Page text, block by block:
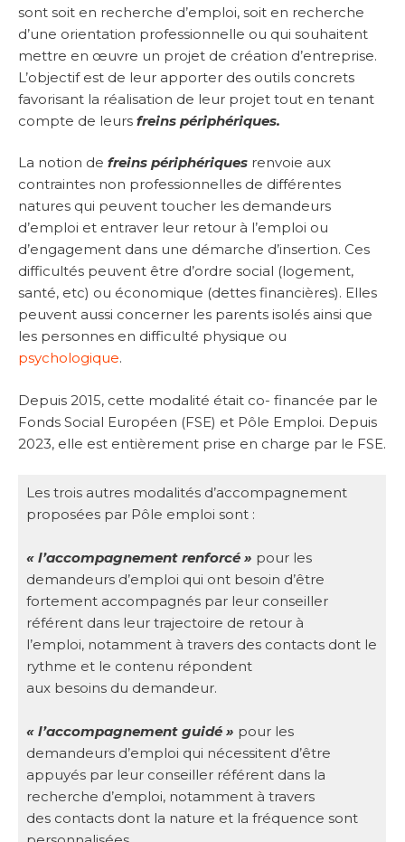
sont soit en recherche d’emploi, soit en recherche
d’une orientation professionnelle ou qui souhaitent
mettre en œuvre un projet de création d’entreprise.
L’objectif est de leur apporter des outils concrets
favorisant la réalisation de leur projet tout en tenant
compte de leurs freins périphériques.
La notion de freins périphériques renvoie aux
contraintes non professionnelles de différentes
natures qui peuvent toucher les demandeurs
d’emploi et entraver leur retour à l’emploi ou
d’engagement dans une démarche d’insertion. Ces
difficultés peuvent être d’ordre social (logement,
santé, etc) ou économique (dettes financières). Elles
peuvent aussi concerner les parents isolés ainsi que
les personnes en difficulté physique ou
psychologique.
Depuis 2015, cette modalité était co- financée par le
Fonds Social Européen (FSE) et Pôle Emploi. Depuis
2023, elle est entièrement prise en charge par le FSE.
Les trois autres modalités d’accompagnement
proposées par Pôle emploi sont :
« l’accompagnement renforcé » pour les
demandeurs d’emploi qui ont besoin d’être
fortement accompagnés par leur conseiller
référent dans leur trajectoire de retour à
l’emploi, notamment à travers des contacts dont le
rythme et le contenu répondent
aux besoins du demandeur.
« l’accompagnement guidé » pour les
demandeurs d’emploi qui nécessitent d’être
appuyés par leur conseiller référent dans la
recherche d’emploi, notamment à travers
des contacts dont la nature et la fréquence sont